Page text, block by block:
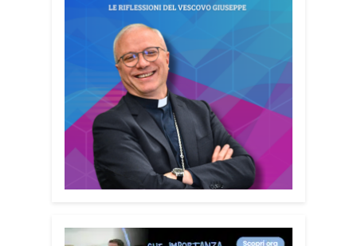
senza alcun fine commerciale, così da
raggiungere il maggior numero possibile
di cittadini. È anche un modo per dire a
chi è stato vittima di una truffa che non è
solo.Quanto è importante
coinvolgere anche familiari e
caregiver?È fondamentale. Questa
guida può essere tenuta in casa e
condivisa con i propri familiari. La
prevenzione passa anche attraverso il
differenza.Lei sta portando questo